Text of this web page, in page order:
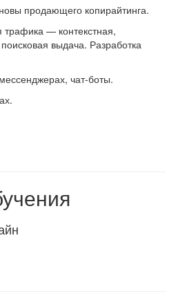
продающего копирайтинга.
— контекстная,
выдача. Разработка
чат-боты.